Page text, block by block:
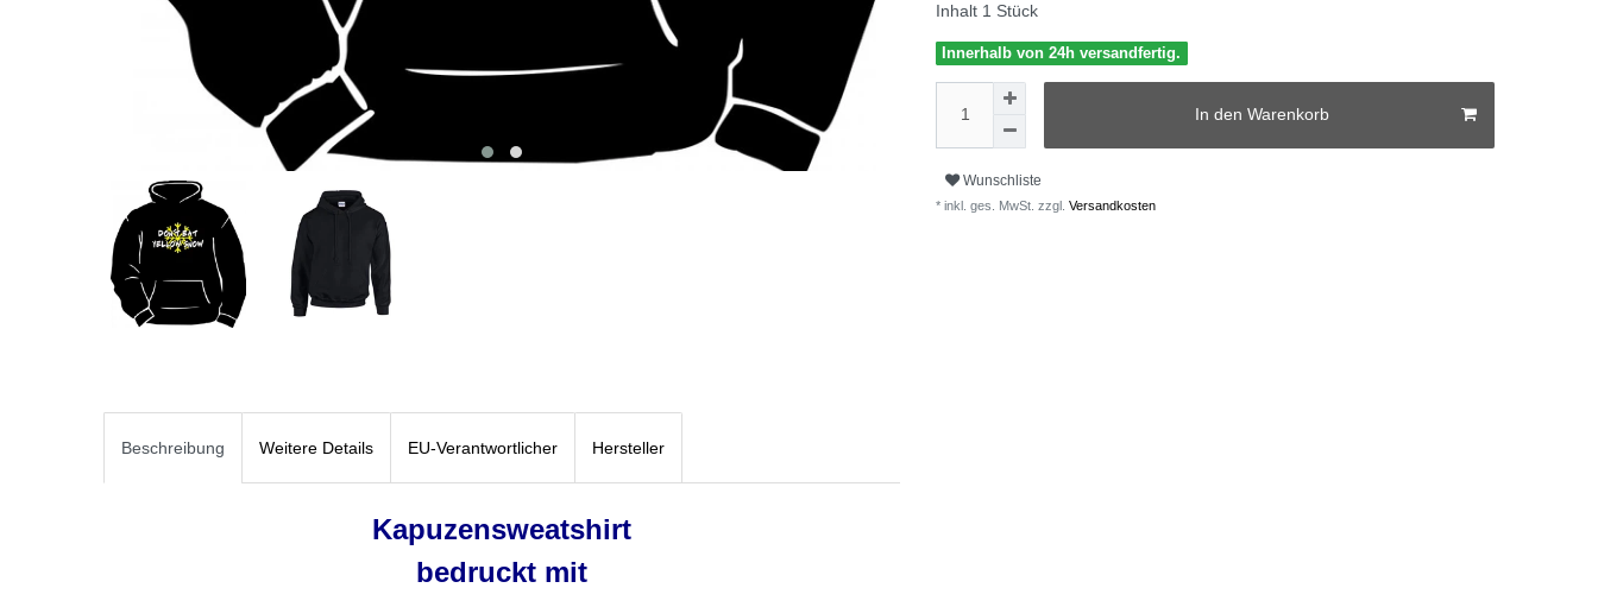
Inhalt 1 Stück
Innerhalb von 24h versandfertig.
In den Warenkorb
Wunschliste
* inkl. ges. MwSt. zzgl. Versandkosten
Beschreibung Weitere Details EU-Verantwortlicher Hersteller
Kapuzensweatshirt
bedruckt mit